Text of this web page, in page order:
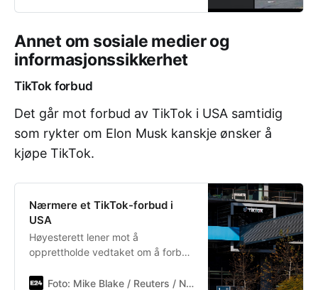
Annet om sosiale medier og
informasjonssikkerhet
TikTok forbud
Det går mot forbud av TikTok i USA samtidig
som rykter om Elon Musk kanskje ønsker å
kjøpe TikTok.
Nærmere et TikTok-forbud i
USA
Høyesterett lener mot å
opprettholde vedtaket om å forby
Washington Post.
Foto: Mike Blake / Reuters / NTB